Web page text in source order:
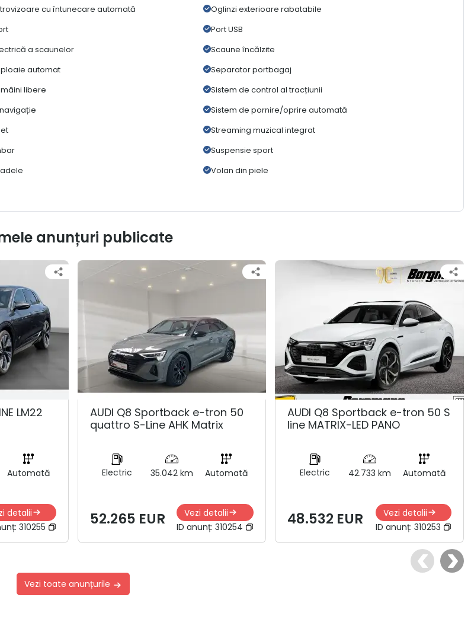
cu întunecare automată
Oglinzi exterioare rabatabile
Port USB
a scaunelor
Scaune încălzite
automat
Separator portbagaj
libere
Sistem de control al tracțiunii
Sistem de pornire/oprire automată
Streaming muzical integrat
Suspensie sport
Volan din piele
anunțuri publicate
LM22
Automată
detalii
310255
AUDI Q8 Sportback e-tron 50
quattro S-Line AHK Matrix
Electric 35.042 km Automată
52.265 EUR
Vezi detalii
ID anunț:310254
AUDI Q8 Sportback e-tron 50 S
line MATRIX-LED PANO
Electric 42.733 km Automată
48.532 EUR
Vezi detalii
ID anunț: 310253
Vezi toate anunțurile